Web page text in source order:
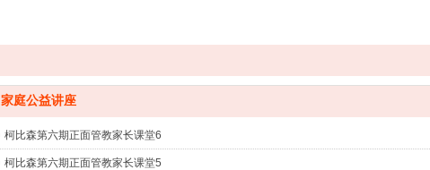
家庭公益讲座
柯比森第六期正面管教家长课堂6
柯比森第六期正面管教家长课堂5